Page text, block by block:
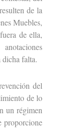
de la
Muebles,
de ella,
dicha falta.
del
de lo
un régimen
proporcione